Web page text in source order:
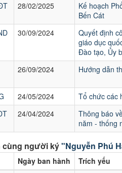
28/02/2025
Kế hoạch
Bến Cát
30/09/2024
Quyết định
giáo dục
Đào tạo, Ủy
26/09/2024 Hướng dẫn
24/05/2024
Tổ chức các
24/04/2024
Thông báo
năm - thống
cùng người ký"Nguyễn Phú
Ngày ban hành
Trích yếu